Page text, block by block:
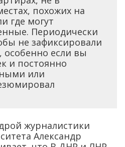
похожих на
где могут
Периодически
не зафиксировали
особенно если вы
и постоянно
или
журналистики
Александр